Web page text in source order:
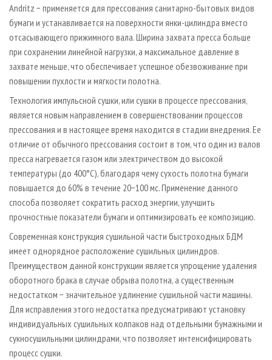
Andritz − применяется для прессования санитарно-бытовых видов
бумаги и устанавливается на поверхности янки-цилиндра вместо
отсасывающего прижимного вала. Ширина захвата пресса больше
при сохранении линейной нагрузки, а максимальное давление в
захвате меньше, что обеспечивает успешное обезвоживание при
повышении пухлости и мягкости полотна.
Технология импульсной сушки, или сушки в процессе прессования,
является новым направлением в совершенствовании процессов
прессования и в настоящее время находится в стадии внедрения. Ее
отличие от обычного прессования состоит в том, что один из валов
пресса нагревается газом или элект­ричеством до высокой
температуры (до 400°С), благодаря чему сухость полотна бумаги
повышается до 60% в течение 20−100 мс. Применение данного
способа позволяет сократить расход энергии, улучшить
прочностные показатели бумаги и оптимизировать ее композицию.
Современная конструкция сушильной части быстроходных БДМ
имеет однорядное расположение сушильных цилиндров.
Преимуществом данной конструкции является упрощение удаления
оборотного брака в случае обрыва полотна, а существенным
недостатком − значительное удлинение сушильной части машины.
Для исправления этого недостатка предусмат­ривают установку
индивидуальных сушильных колпаков над отдельными бумажными и
сукносушильными цилиндрами, что позволяет интенсифицировать
процесс сушки.